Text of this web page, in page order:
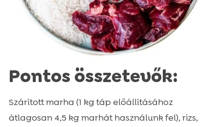
Pontos összetevők:
Szárított marha (1 kg táp előállításához
átlagosan 4,5 kg marhát használunk fel), rizs,